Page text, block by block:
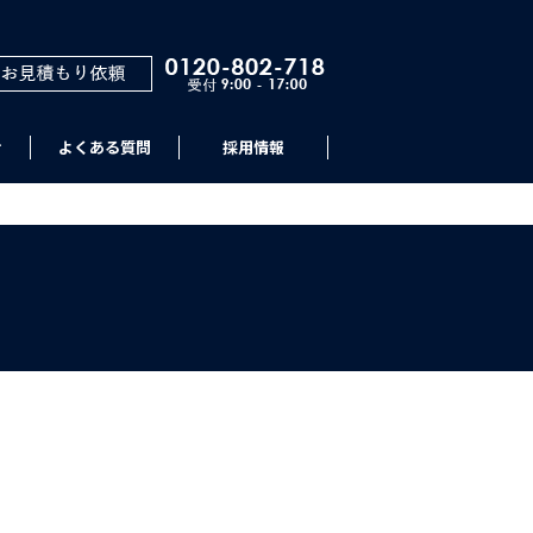
よくある質問 採用情報